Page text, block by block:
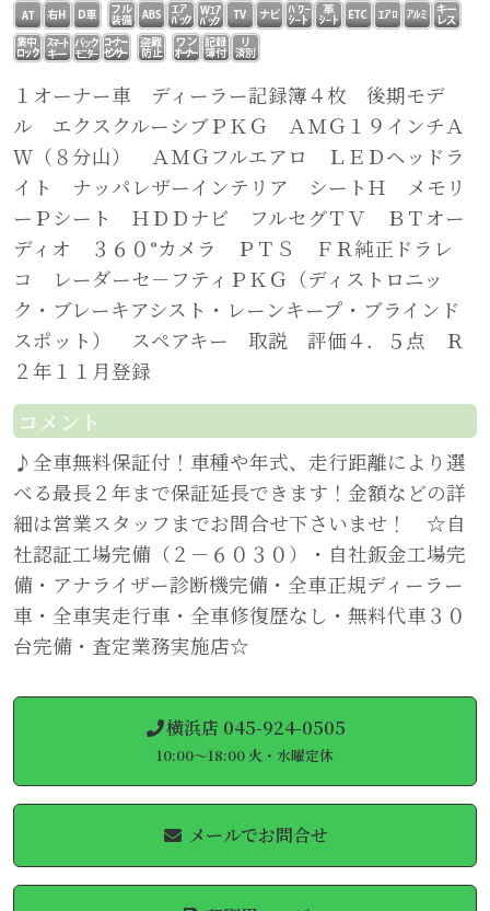
１オーナー車 ディーラー記録簿４枚 後期モデ
ル エクスクルーシブＰＫＧ ＡＭＧ１９インチＡ
Ｗ（８分山） ＡＭＧフルエアロ ＬＥＤヘッドラ
イト ナッパレザーインテリア シートＨ メモリ
ーＰシート ＨＤＤナビ フルセグＴＶ ＢＴオー
ディオ ３６０°カメラ ＰＴＳ ＦＲ純正ドラレ
コ レーダーセ－フティＰＫＧ（ディストロニッ
ク・ブレーキアシスト・レーンキープ・ブラインド
スポット） スペアキー 取説 評価４．５点 Ｒ
２年１１月登録
コメント
♪全車無料保証付！車種や年式、走行距離により選
べる最長２年まで保証延長できます！金額などの詳
細は営業スタッフまでお問合せ下さいませ！ ☆自
社認証工場完備（２－６０３０）・自社鈑金工場完
備・アナライザー診断機完備・全車正規ディーラー
車・全車実走行車・全車修復歴なし・無料代車３０
台完備・査定業務実施店☆
横浜店 045-924-0505
10:00～18:00 火・水曜定休
メールでお問合せ